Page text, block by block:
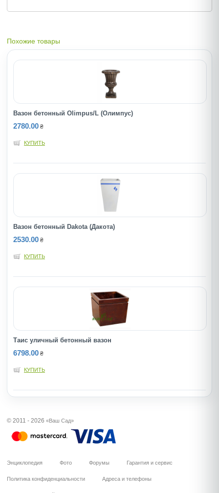
Похожие товары
Вазон бетонный Olimpus/L (Олимпус)
2780.00 ₴
КУПИТЬ
Вазон бетонный Dakota (Дакота)
2530.00 ₴
КУПИТЬ
Таис уличный бетонный вазон
6798.00 ₴
КУПИТЬ
© 2011 - 2026 «Ваш Сад»
Энциклопедия Фото Форумы Гарантия и сервис
Политика конфиденциальности Адреса и телефоны